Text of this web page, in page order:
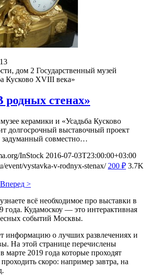
дом 2 Государственный музей
Кусково XVIII века»
стенах»
керамики и «Усадьба Кусково
долгосрочный выставочный проект
задуманный совместно…
InStock 2016-07-03T23:00:00+03:00
event/vystavka-v-rodnyx-stenax/ 200 ₽ 3.7K
Вперед >
всё необходимое про выставки в
года. Кудамоскоу — это интерактивная
событий Москвы.
информацию о лучших развлечениях и
На этой странице перечислены
марте 2019 года которые проходят
скоро: например завтра, на